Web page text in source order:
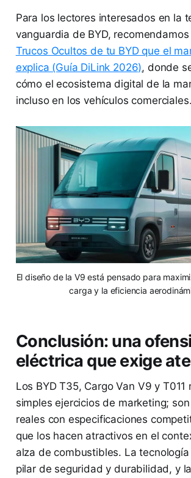
Para los lectores interesados en la
vanguardia de BYD,
Trucos Ocultos de tu BYD que el
explica (Guía DiLink 2026), donde
cómo el ecosistema digital de la
incluso en los vehículos comerciales.
El diseño de la V9 está pensado para
carga y la eficiencia
Conclusión: una
eléctrica que exige
Los BYD T35, Cargo Van V9 y T011
simples ejercicios de marketing;
reales con especificaciones
que los hacen atractivos en el
alza de combustibles. La
pilar de seguridad y durabilidad, y